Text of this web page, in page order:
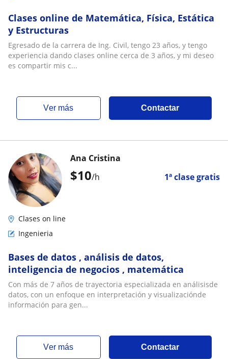
Clases online de Matemática, Física, Estática
y Estructuras
Egresado de la carrera de Ing. Civil, tengo 23 años, y tengo
experiencia dando clases online cerca de 3 años, y mi deseo
es compartir mis c...
ver más Contactar
$10/h 1ª clase gratis
Ana Cristina
Clases on line
Ingenieria
Bases de datos , análisis de datos,
inteligencia de negocios , matemática
Con más de 7 años de trayectoria especializada en análisisde
datos, con un enfoque en interpretación y visualizaciónde
información para gen...
ver más Contactar